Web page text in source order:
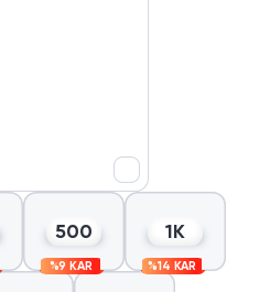
500
%9 KAR
1K
%14 KAR